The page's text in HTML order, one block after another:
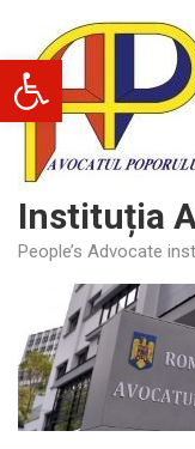
Deschide
content
Instituția
People’s Advocate